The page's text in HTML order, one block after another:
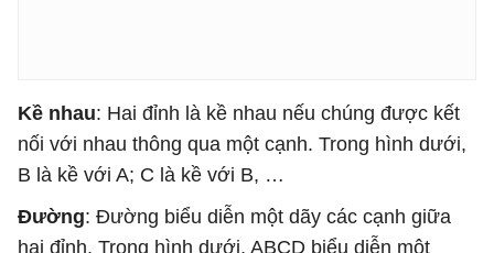
Kề nhau: Hai đỉnh là kề nhau nếu chúng được kết
nối với nhau thông qua một cạnh. Trong hình dưới,
B là kề với A; C là kề với B, …
Đường: Đường biểu diễn một dãy các cạnh giữa
hai đỉnh. Trong hình dưới, ABCD biểu diễn một